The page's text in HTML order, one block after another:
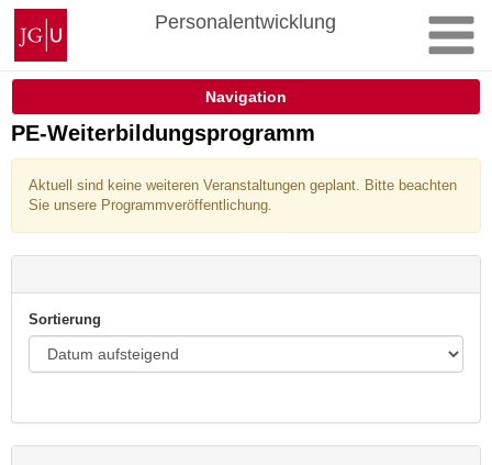
Zum
Inhalt
springen
Johannes
Gutenberg-
Universität
Personalentwicklung
Navigation
PE-Weiterbildungsprogramm
Aktuell sind keine weiteren Veranstaltungen geplant. Bitte beachten
Sie unsere Programmveröffentlichung.
Sortierung